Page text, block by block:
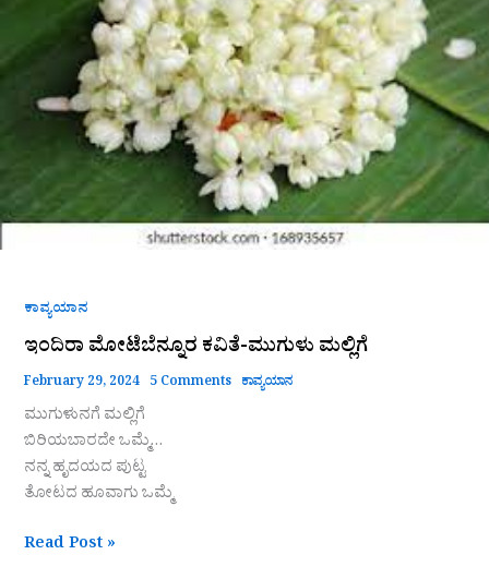
ಕಾವ್ಯಯಾನ
ಇಂದಿರಾ ಮೋಟೆಬೆನ್ನೂರ ಕವಿತೆ-ಮುಗುಳು ಮಲ್ಲಿಗೆ
February 29, 2024 5 Comments ಕಾವ್ಯಯಾನ
ಮುಗುಳುನಗೆ ಮಲ್ಲಿಗೆ
ಬಿರಿಯಬಾರದೇ ಒಮ್ಮೆ…
ನನ್ನ ಹೃದಯದ ಪುಟ್ಟ
ತೋಟದ ಹೂವಾಗು ಒಮ್ಮೆ
Read Post »